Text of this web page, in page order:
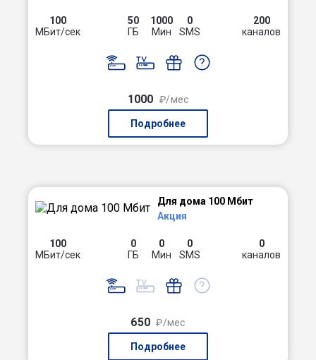
100
МБит/сек
50
ГБ
1000
Мин
0
SMS
200
каналов
1000 ₽/мес
Подробнее
Для дома 100 Мбит
Акция
100
МБит/сек
0
ГБ
0
Мин
0
SMS
0
каналов
650 ₽/мес
Подробнее